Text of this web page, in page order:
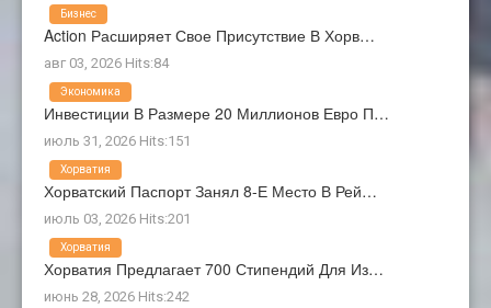
Action Расширяет Свое Присутствие В Хорв…
авг 03, 2026 Hits:84
Бизнес
Инвестиции В Размере 20 Миллионов Евро П…
июль 31, 2026 Hits:151
Экономика
Хорватский Паспорт Занял 8-Е Место В Рей…
июль 03, 2026 Hits:201
Хорватия
Хорватия Предлагает 700 Стипендий Для Из…
июнь 28, 2026 Hits:242
Хорватия